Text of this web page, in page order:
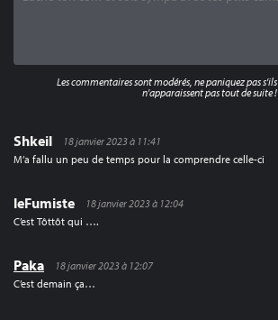
Shkeil
18 janvier 2023 à 11:41
M’a fallu un peu de temps pour la comprendre celle-ci
leFumiste
18 janvier 2023 à 12:04
C’est Tôttôt qui ….
Paka
18 janvier 2023 à 12:07
C’est demain ça…
Les commentaires sont modérés, ne paniquez pas s'ils
n'apparaissent pas tout de suite !